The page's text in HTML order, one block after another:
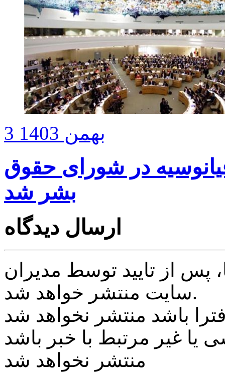
3 بهمن 1403
در شورای حقوق
بشر شد
ارسال دیدگاه
از تایید توسط مدیران
سایت منتشر خواهد شد.
یا غیر مرتبط با خبر باشد
منتشر نخواهد شد